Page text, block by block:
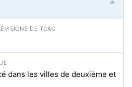
dans les villes de deuxième et